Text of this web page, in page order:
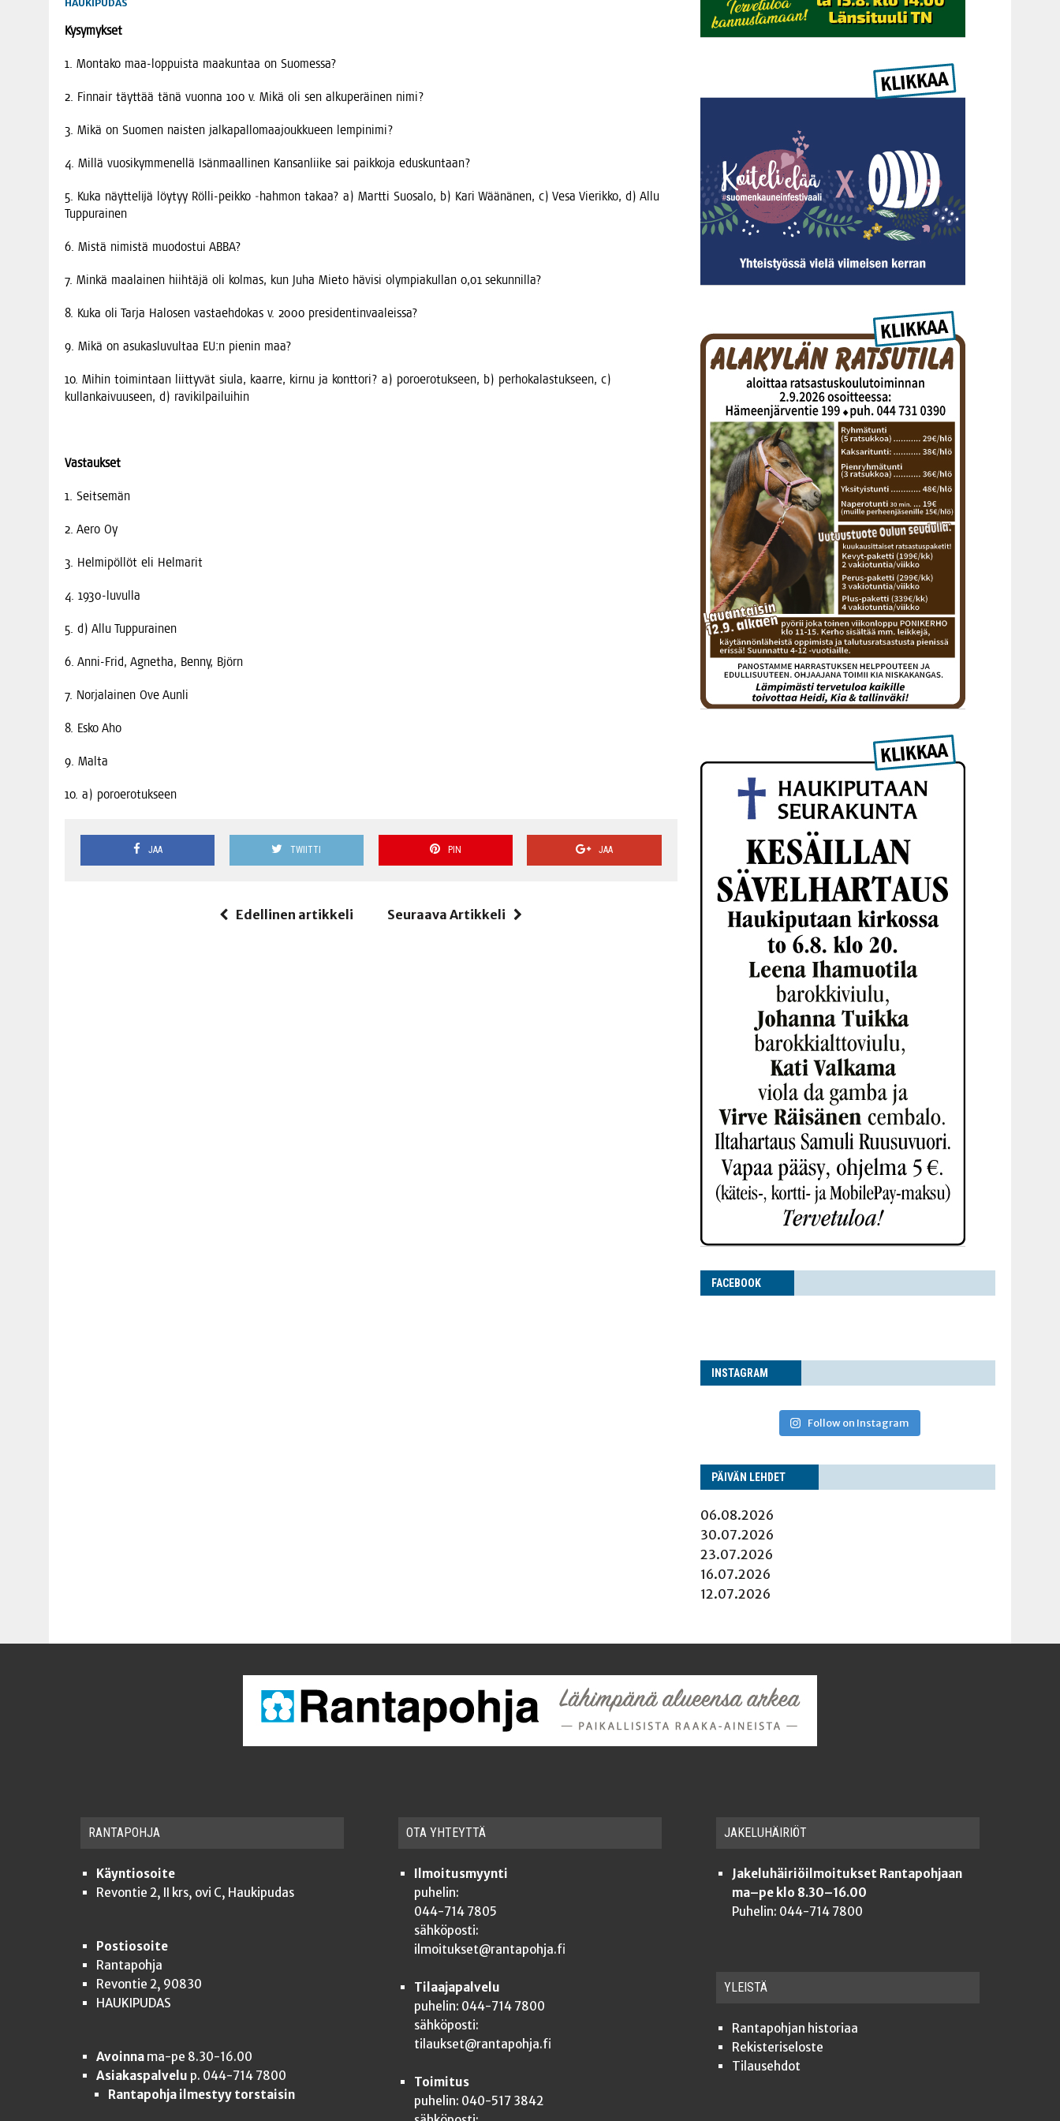
HAUKIPUDAS
Kysy­myk­set
1. Mon­ta­ko maa-lop­puis­ta maa­kun­taa on Suomessa?
2. Fin­nair täyt­tää tänä vuon­na 100 v. Mikä oli sen alku­pe­räi­nen nimi?
3. Mikä on Suo­men nais­ten jal­ka­pal­lo­maa­jouk­ku­een lempinimi?
4. Mil­lä vuo­si­kym­me­nel­lä Isän­maal­li­nen Kan­san­lii­ke sai paik­ko­ja eduskuntaan?
5. Kuka näyt­te­li­jä löy­tyy Röl­li-peik­ko ‑hah­mon takaa? a) Mart­ti Suo­sa­lo, b) Kari Wää­nä­nen, c) Vesa Vie­rik­ko, d) Allu
Tuppurainen
6. Mis­tä nimis­tä muo­dos­tui ABBA?
7. Min­kä maa­lai­nen hiih­tä­jä oli kol­mas, kun Juha Mie­to hävi­si olym­pia­kul­lan 0,01 sekunnilla?
8. Kuka oli Tar­ja Halo­sen vas­taeh­do­kas v. 2000 presidentinvaaleissa?
9. Mikä on asu­kas­lu­vul­taa EU:n pie­nin maa?
10. Mihin toi­min­taan liit­ty­vät siu­la, kaar­re, kir­nu ja kont­to­ri? a) poroe­ro­tuk­seen, b) per­ho­ka­las­tuk­seen, c)
kul­lan­kai­vuuseen, d) ravikilpailuihin
Vas­tauk­set
1. Seit­se­män
2. Aero Oy
3. Hel­mi­pöl­löt eli Helmarit
4. 1930-luvul­la
5. d) Allu Tuppurainen
6. Anni-Frid, Agnet­ha, Ben­ny, Björn
7. Nor­ja­lai­nen Ove Aunli
8. Esko Aho
9. Mal­ta
10. a) poroerotukseen
JAA TWIITTI PIN JAA
Edellinen artikkeli Seuraava Artikkeli
FACE­BOOK
INS­TA­GRAM
Follow on Instagram
PÄI­VÄN LEHDET
06.08.2026
30.07.2026
23.07.2026
16.07.2026
12.07.2026
RAN­TA­POH­JA
Käyntiosoite
Revontie 2, II krs, ovi C, Haukipudas
Postiosoite
Rantapohja
Revontie 2, 90830
HAUKIPUDAS
Avoinna ma-pe 8.30-16.00
Asiakaspalvelu p. 044-714 7800
Rantapohja ilmestyy torstaisin
OTA YHTEYT­TÄ
Ilmoitusmyynti
puhelin:
044-714 7805
sähköposti:
ilmoitukset@rantapohja.fi
Tilaajapalvelu
puhelin: 044-714 7800
sähköposti:
tilaukset@rantapohja.fi
Toimitus
puhelin: 040-517 3842
JAKE­LU­HÄI­RIÖT
Jakeluhäiriöilmoitukset Rantapohjaan
ma–pe klo 8.30–16.00
Puhelin: 044-714 7800
YLEISTÄ
Ran­ta­poh­jan historiaa
Rekis­te­ri­se­los­te
Tilauseh­dot